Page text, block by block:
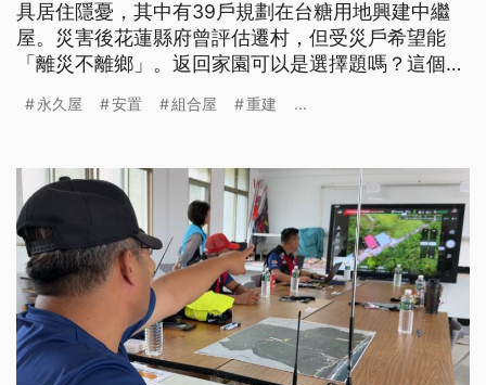
具居住隱憂，其中有39戶規劃在台糖用地興建中繼
屋。災害後花蓮縣府曾評估遷村，但受災戶希望能
「離災不離鄉」。返回家園可以是選擇題嗎？這個問
地重建或異地安置，仍要仰賴政府與社會協助，公視
題。
永久屋 安置 組合屋 重建 ...